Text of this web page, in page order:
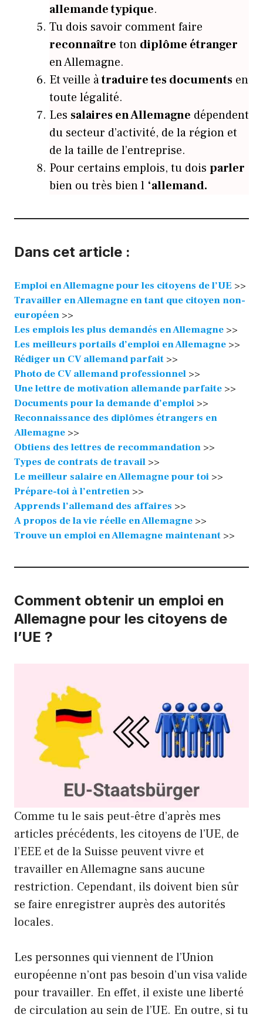
allemande typique.
Tu dois savoir comment faire
reconnaître ton diplôme étranger
en Allemagne.
Et veille àtraduire tes documents en
toute légalité.
Les salaires en Allemagne dépendent
du secteur d’activité, de la région et
de la taille de l’entreprise.
Pour certains emplois, tu dois parler
bien ou très bien l ‘allemand.
Dans cet article :
Emploi en Allemagne pour les citoyens de l’UE >>
Travailler en Allemagne en tant que citoyen non-
européen >>
Les emplois les plus demandés en Allemagne >>
Les meilleurs portails d’emploi en Allemagne >>
Rédiger un CV allemand parfait >>
Photo de CV allemand professionnel >>
Une lettre de motivation allemande parfaite >>
Documents pour la demande d’emploi >>
Reconnaissance des diplômes étrangers en
Allemagne >>
Obtiens des lettres de recommandation >>
Types de contrats de travail >>
Le meilleur salaire en Allemagne pour toi >>
Prépare-toi à l’entretien >>
Apprends l’allemand des affaires >>
A propos de la vie réelle en Allemagne >>
Trouve un emploi en Allemagne maintenant >>
Comment obtenir un emploi en
Allemagne pour les citoyens de
l’UE ?
Comme tu le sais peut-être d’après mes
articles précédents, les citoyens de l’UE, de
l’EEE et de la Suisse peuvent vivre et
travailler en Allemagne sans aucune
restriction. Cependant, ils doivent bien sûr
se faire enregistrer auprès des autorités
locales.
Les personnes qui viennent de l’Union
européenne n’ont pas besoin d’un visa valide
pour travailler. En effet, il existe une liberté
de circulation au sein de l’UE. En outre, si tu